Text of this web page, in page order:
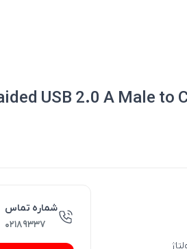
USB 2.0 A Male
شماره تماس
۰۲۱۸۹۳۳۷